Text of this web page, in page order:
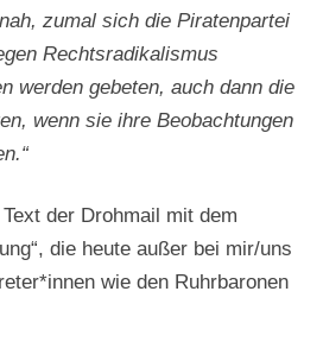
zumal sich die Piratenpartei
Rechtsradikalismus
werden gebeten, auch dann die
wenn sie ihre Beobachtungen
der Drohmail mit dem
die heute außer bei mir/uns
wie den Ruhrbaronen